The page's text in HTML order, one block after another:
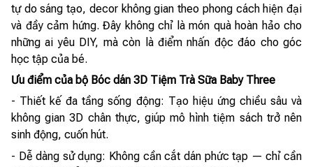
tự do sáng tạo, decor không gian theo phong cách hiện đại
và đầy cảm hứng. Đây không chỉ là món quà hoàn hảo cho
những ai yêu DIY, mà còn là điểm nhấn độc đáo cho góc
học tập của bé.
Ưu điểm của bộ Bóc dán 3D Tiệm Trà Sữa Baby Three
- Thiết kế đa tầng sống động: Tạo hiệu ứng chiều sâu và
không gian 3D chân thực, giúp mô hình tiệm sách trở nên
sinh động, cuốn hút.
- Dễ dàng sử dụng: Không cần cắt dán phức tạp — chỉ cần